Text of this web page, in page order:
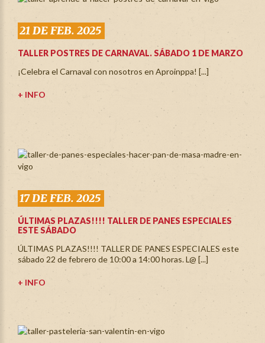
21 DE FEB. 2025
TALLER POSTRES DE CARNAVAL. SÁBADO 1 DE MARZO
¡Celebra el Carnaval con nosotros en Aproinppa! [...]
+ INFO
17 DE FEB. 2025
ÚLTIMAS PLAZAS!!!! TALLER DE PANES ESPECIALES
ESTE SÁBADO
ÚLTIMAS PLAZAS!!!! TALLER DE PANES ESPECIALES este
sábado 22 de febrero de 10:00 a 14:00 horas. L@ [...]
+ INFO